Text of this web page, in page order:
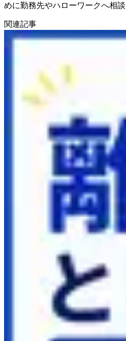
めに勤務先やハローワークへ相
関連記事